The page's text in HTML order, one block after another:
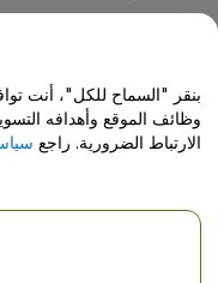
مركز المساعدة /
حقوق النشر © شركة فياجوجو
بنقر "السماح للكل"، أنت
وظائف الموقع وأهدافه
الارتباط الضرورية. راجع